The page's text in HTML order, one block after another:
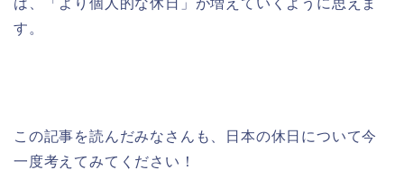
す。
この記事を読んだみなさんも、日本の休日について今
一度考えてみてください！